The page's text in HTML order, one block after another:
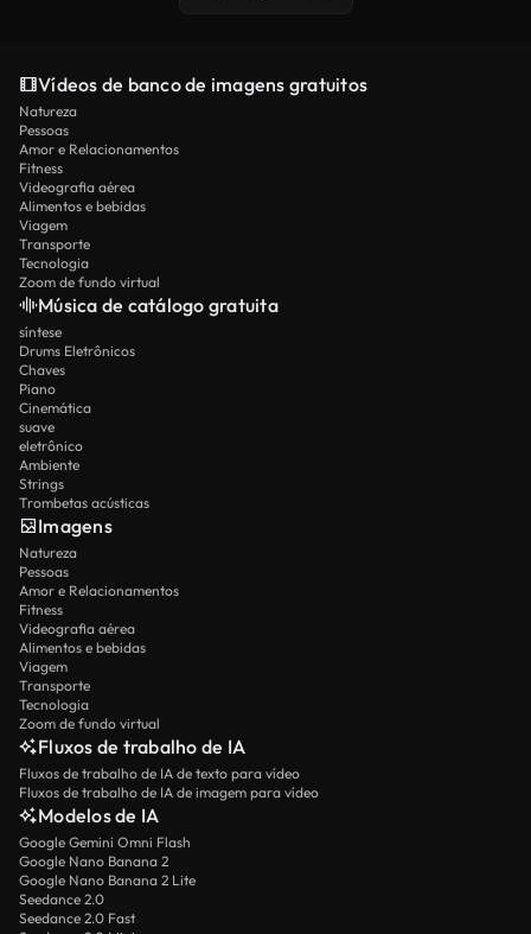
Vídeos de banco de imagens gratuitos
Natureza
Pessoas
Amor e Relacionamentos
Fitness
Videografia aérea
Alimentos e bebidas
Viagem
Transporte
Tecnologia
Zoom de fundo virtual
Música de catálogo gratuita
síntese
Drums Eletrônicos
Chaves
Piano
Cinemática
suave
eletrônico
Ambiente
Strings
Trombetas acústicas
Imagens
Natureza
Pessoas
Amor e Relacionamentos
Fitness
Videografia aérea
Alimentos e bebidas
Viagem
Transporte
Tecnologia
Zoom de fundo virtual
Fluxos de trabalho de IA
Fluxos de trabalho de IA de texto para vídeo
Fluxos de trabalho de IA de imagem para vídeo
Modelos de IA
Google Gemini Omni Flash
Google Nano Banana 2
Google Nano Banana 2 Lite
Seedance 2.0
Seedance 2.0 Fast